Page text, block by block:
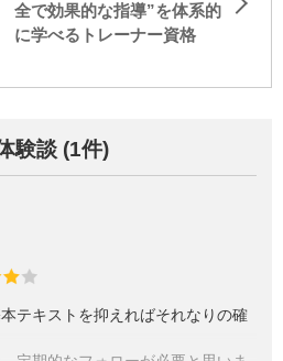
全で効果的な指導”を体系的
に学べるトレーナー資格
験談 (1件)
テキストを抑えればそれなりの確